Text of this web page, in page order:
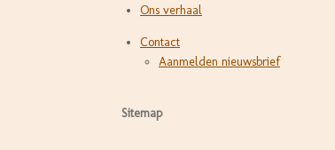
Ons verhaal
Contact
Aanmelden nieuwsbrief
Sitemap